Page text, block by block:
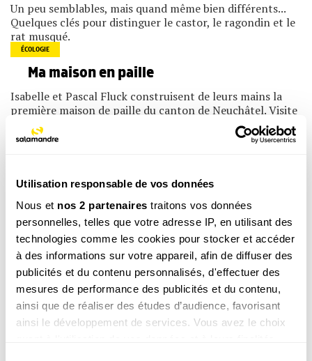
Utilisation responsable de vos données
Nous et nos 2 partenaires traitons vos données
personnelles, telles que votre adresse IP, en utilisant des
technologies comme les cookies pour stocker et accéder
à des informations sur votre appareil, afin de diffuser des
publicités et du contenu personnalisés, d'effectuer des
mesures de performance des publicités et du contenu,
ainsi que de réaliser des études d’audience, favorisant
ainsi le développement de services. Vous avez le choix
Un peu semblables, mais quand même bien différents...
Quelques clés pour distinguer le castor, le ragondin et le
rat musqué.
ÉCOLOGIE
Ma maison en paille
Isabelle et Pascal Fluck construisent de leurs mains la
première maison de paille du canton de Neuchâtel. Visite
guidée d'un chantier écologiquement exemplaire.
SCIENCES
Petites histoires au fil des siècles autour du castor, un
animal exterminé puis réintroduit.
DESSINS NATURE
Le castor, jardinier malgré lui
Révélations sur le castor jardinier par celui qui devrait le
plus s'en plaindre: un vieux saule. Et pourtant, l'absence
du castor révèle une surprise.
L’épopée des castors juniors